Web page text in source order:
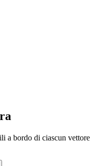
a bordo di ciascun vettore